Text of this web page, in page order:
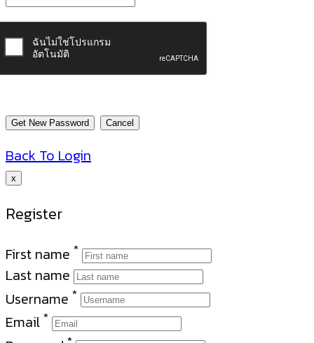
Back To Login
x
Register
First name *
Last name
Username *
Email *